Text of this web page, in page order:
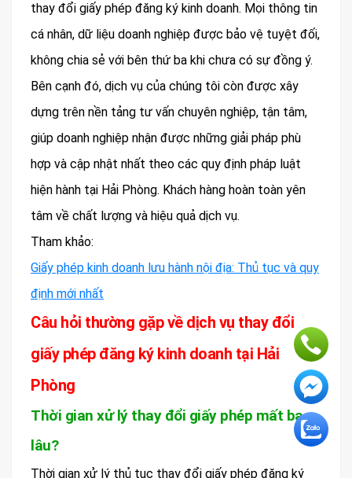
thay đổi giấy phép đăng ký kinh doanh. Mọi thông tin
cá nhân, dữ liệu doanh nghiệp được bảo vệ tuyệt đối,
không chia sẻ với bên thứ ba khi chưa có sự đồng ý.
Bên cạnh đó, dịch vụ của chúng tôi còn được xây
dựng trên nền tảng tư vấn chuyên nghiệp, tận tâm,
giúp doanh nghiệp nhận được những giải pháp phù
hợp và cập nhật nhất theo các quy định pháp luật
hiện hành tại Hải Phòng. Khách hàng hoàn toàn yên
tâm về chất lượng và hiệu quả dịch vụ.
Tham khảo:
Giấy phép kinh doanh lưu hành nội địa: Thủ tục và quy
định mới nhất
Câu hỏi thường gặp về dịch vụ thay đổi
giấy phép đăng ký kinh doanh tại Hải
Phòng
Thời gian xử lý thay đổi giấy phép mất bao
lâu?
Thời gian xử lý thủ tục thay đổi giấy phép đăng ký